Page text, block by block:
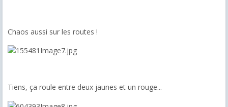
Chaos aussi sur les routes !
Tiens, ça roule entre deux jaunes et un rouge...